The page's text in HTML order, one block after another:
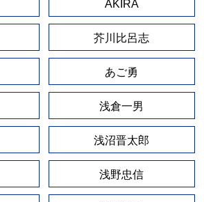
AKIRA
芥川比呂志
あご勇
浅倉一男
浅沼晋太郎
浅野忠信